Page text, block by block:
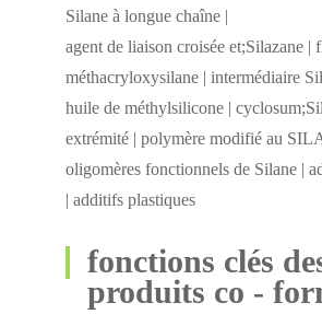
Silane à longue chaîne |
agent de liaison croisée et;Silazane |
méthacryloxysilane | intermédiaire
huile de méthylsilicone |
extrémité | polymère modifié au
oligomères fonctionnels de Silane |
| additifs plastiques
fonctions clés
produits co -